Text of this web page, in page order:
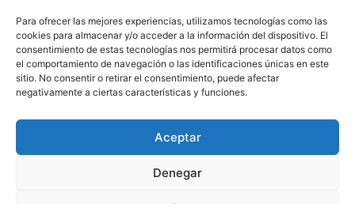
Para ofrecer las mejores experiencias, utilizamos tecnologías como las
cookies para almacenar y/o acceder a la información del dispositivo. El
consentimiento de estas tecnologías nos permitirá procesar datos como
el comportamiento de navegación o las identificaciones únicas en este
sitio. No consentir o retirar el consentimiento, puede afectar
negativamente a ciertas características y funciones.
Aceptar
Denegar
espolvoreando semillas de amapola o de sésamo. Hornee
5 minutos a 250º.
Fuente:Thermomix Antequera
ANTERIOR SIGUIENTE